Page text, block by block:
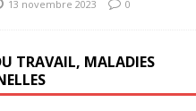
13 novembre 2023 0
TRAVAIL, MALADIES